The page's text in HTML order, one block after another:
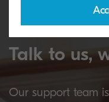
Talk to us,
Our support team